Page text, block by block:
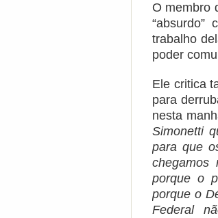
O membro
trabalho
poder
Ele critica
para
nesta
Simonetti
para que
porque o
porque o
Federal